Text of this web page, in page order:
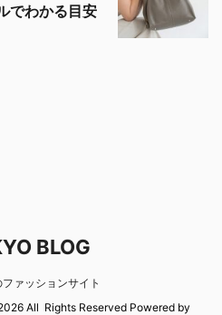
でわかる目安
BLOG
ァッションサイト
All Rights Reserved Powered by